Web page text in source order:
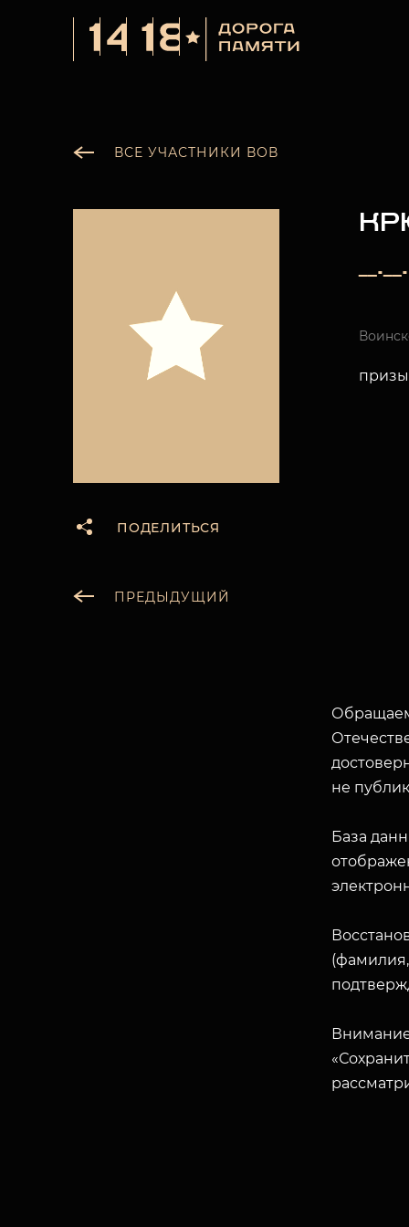
ВСЕ УЧАСТНИКИ ВОВ
ПОДЕЛИТЬСЯ
ПРЕДЫДУЩИЙ
не
База